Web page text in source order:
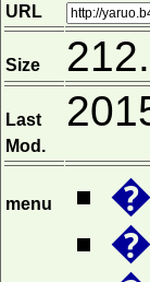
URL
Size
Last
Mod.
menu